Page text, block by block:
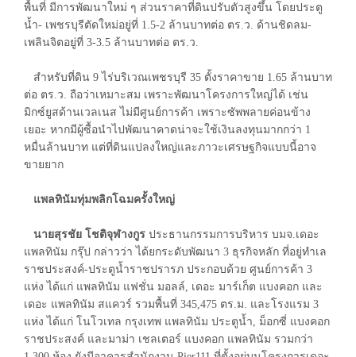
พื้นที่ มีการพัฒนาใหม่ ๆ ส่วนราคาที่ดินปรับตัวสูงขึ้น โดยประตู
น้ำ- เพชรบุรีตัดใหม่อยู่ที่ 1.5-2 ล้านบาทต่อ ตร.ว. ด้านชิดลม-
เพลินจิตอยู่ที่ 3-3.5 ล้านบาทต่อ ตร.ว.
สำหรับที่ดิน 9 ไร่บริเวณเพชรบุรี 35 ตั้งราคาขาย 1.65 ล้านบาท
ต่อ ตร.ว. ถือว่าเหมาะสม เพราะพัฒนาโครงการใหญ่ได้ เช่น
มิกซ์ยูสด้านเวลเนส ไม่มีศูนย์การค้า เพราะซัพพลายค่อนข้าง
เยอะ หากมีผู้ซื้อนำไปพัฒนาคาดน่าจะใช้เงินลงทุนมากกว่า 1
หมื่นล้านบาท แต่ที่ดินแปลงใหญ่และภาวะเศรษฐกิจแบบนี้อาจ
ขายยาก
แพลทินัมทุ่มพลิกโฉมครั้งใหญ่
นายสุรชัย โชติจุฬางกูร ประธานกรรมการบริหาร บมจ.เดอะ
แพลทินัม กรุ๊ป กล่าวว่า ได้ยกระดับพัฒนา 3 ธุรกิจหลัก ที่อยู่ทำเล
ราชประสงค์-ประตูน้ำราชปรารภ ประกอบด้วย ศูนย์การค้า 3
แห่ง ได้แก่ แพลทินัม แฟชั่น มอลล์, เดอะ มาร์เก็ต แบงคอก และ
เดอะ แพลทินัม สแควร์ รวมพื้นที่ 345,475 ตร.ม. และโรงแรม 3
แห่ง ได้แก่ โนโวเทล กรุงเทพ แพลทินัม ประตูน้ำ, ม็อกซี่ แบงคอก
ราชประสงค์ และมาม่า เชลเตอร์ แบงคอก แพลทินัม รวมกว่า